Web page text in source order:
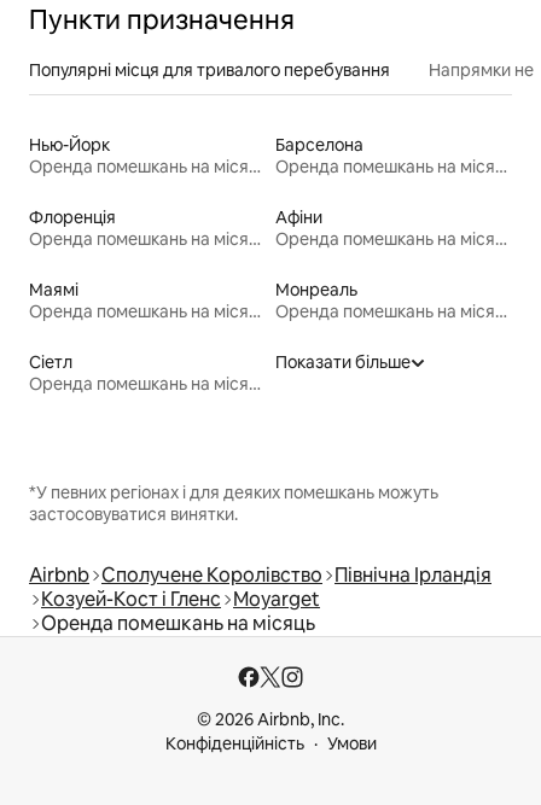
Пункти призначення
Популярні місця для тривалого перебування Напрямки
Нью-Йорк
Оренда помешкань на місяць
Барселона
Оренда помешкань на місяць
Флоренція
Оренда помешкань на місяць
Афіни
Оренда помешкань на місяць
Маямі
Оренда помешкань на місяць
Монреаль
Оренда помешкань на місяць
Сіетл
Оренда помешкань на місяць
Показати більше
*У певних регіонах і для деяких помешкань можуть
застосовуватися винятки.
Airbnb Сполучене Королівство Північна Ірландія
Козуей-Кост і Гленс Moyarget
Оренда помешкань на місяць
© 2026 Airbnb, Inc.
Конфіденційність
Умови